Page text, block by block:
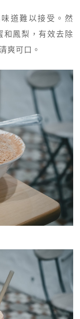
道難以接受。然
和鳳梨，有效去除
爽可口。